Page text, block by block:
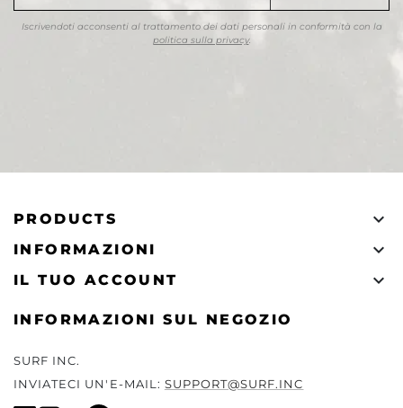
Iscrivendoti acconsenti al trattamento dei dati personali in conformità con la
politica sulla privacy.
PRODUCTS 
INFORMAZIONI 
IL TUO ACCOUNT 
INFORMAZIONI SUL NEGOZIO
SURF INC.
INVIATECI UN'E-MAIL: SUPPORT@SURF.INC